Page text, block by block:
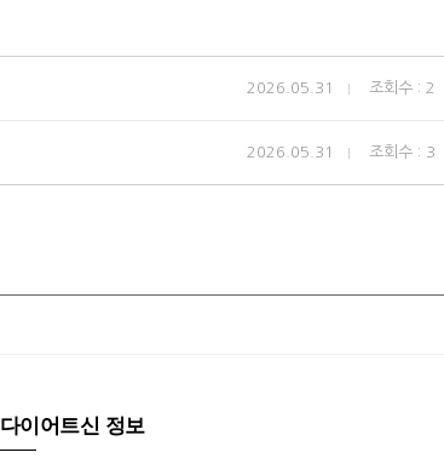
2026.05.31 조회수 : 2
2026.05.31 조회수 : 3
다이어트신 정보